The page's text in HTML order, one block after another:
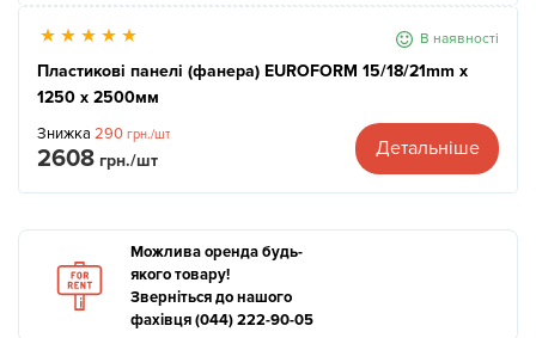
В наявності
Пластикові панелі (фанера) EUROFORM 15/18/21mm x
1250 x 2500мм
Знижка 290 грн./шт
2608 грн./шт
Детальніше
Можлива оренда будь-
якого товару!
Зверніться до нашого
фахівця (044) 222-90-05